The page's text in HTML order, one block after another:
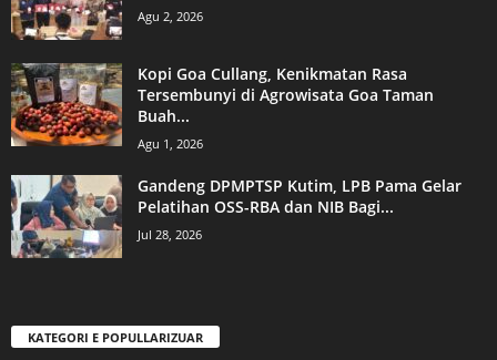
Agu 2, 2026
Kopi Goa Cullang, Kenikmatan Rasa
Tersembunyi di Agrowisata Goa Taman
Buah...
Agu 1, 2026
Gandeng DPMPTSP Kutim, LPB Pama Gelar
Pelatihan OSS-RBA dan NIB Bagi...
Jul 28, 2026
KATEGORI E POPULLARIZUAR